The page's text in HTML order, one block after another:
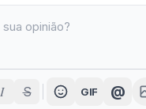
I S GIF @